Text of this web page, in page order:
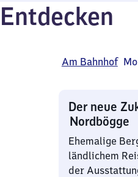
Entdecken
Am Bahnhof
Der neue
Nordbögge
Ehemalige
ländlichem
der